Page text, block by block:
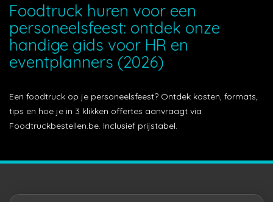
Foodtruck huren voor een
personeelsfeest: ontdek onze
handige gids voor HR en
eventplanners (2026)
Een foodtruck op je personeelsfeest? Ontdek kosten, formats,
tips en hoe je in 3 klikken offertes aanvraagt via
Foodtruckbestellen.be. Inclusief prijstabel.